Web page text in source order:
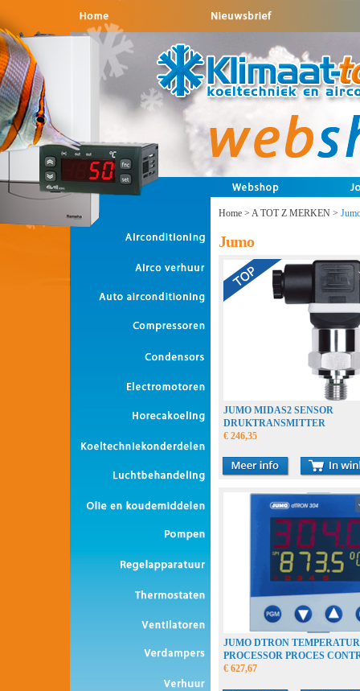
Home > A TOT Z MERKEN >
Jumo
JUMO MIDAS2 SENSOR
DRUKTRANSMITTER
€ 246,35
JUMO DTRON
PROCESSOR PROCES
€ 627,67